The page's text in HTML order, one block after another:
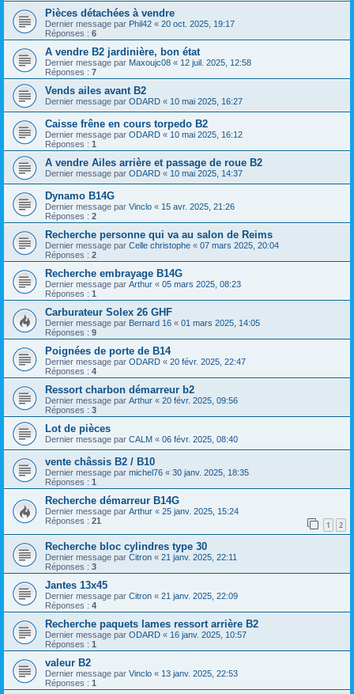
Pièces détachées à vendre
Dernier message par Phil42 « 20 oct. 2025, 19:17
Réponses : 6
A vendre B2 jardinière, bon état
Dernier message par Maxoujc08 « 12 juil. 2025, 12:58
Réponses : 7
Vends ailes avant B2
Dernier message par ODARD « 10 mai 2025, 16:27
Caisse frêne en cours torpedo B2
Dernier message par ODARD « 10 mai 2025, 16:12
Réponses : 1
A vendre Ailes arrière et passage de roue B2
Dernier message par ODARD « 10 mai 2025, 14:37
Dynamo B14G
Dernier message par Vinclo « 15 avr. 2025, 21:26
Réponses : 2
Recherche personne qui va au salon de Reims
Dernier message par Celle christophe « 07 mars 2025, 20:04
Réponses : 2
Recherche embrayage B14G
Dernier message par Arthur « 05 mars 2025, 08:23
Réponses : 1
Carburateur Solex 26 GHF
Dernier message par Bernard 16 « 01 mars 2025, 14:05
Réponses : 9
Poignées de porte de B14
Dernier message par ODARD « 20 févr. 2025, 22:47
Réponses : 4
Ressort charbon démarreur b2
Dernier message par Arthur « 20 févr. 2025, 09:56
Réponses : 3
Lot de pièces
Dernier message par CALM « 06 févr. 2025, 08:40
vente châssis B2 / B10
Dernier message par michel76 « 30 janv. 2025, 18:35
Réponses : 1
Recherche démarreur B14G
Dernier message par Arthur « 25 janv. 2025, 15:24
Réponses : 21 1 2
Recherche bloc cylindres type 30
Dernier message par Citron « 21 janv. 2025, 22:11
Réponses : 3
Jantes 13x45
Dernier message par Citron « 21 janv. 2025, 22:09
Réponses : 4
Recherche paquets lames ressort arrière B2
Dernier message par ODARD « 16 janv. 2025, 10:57
Réponses : 1
valeur B2
Dernier message par Vinclo « 13 janv. 2025, 22:53
Réponses : 1